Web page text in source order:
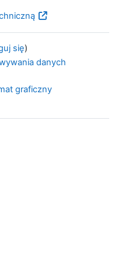
się)
danych
graficzny